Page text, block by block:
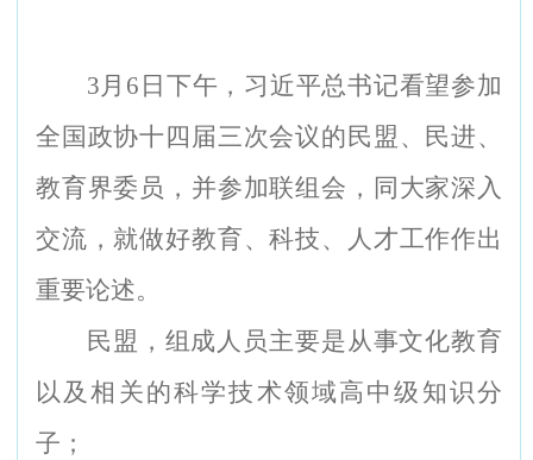
3月6日下午，习近平总书记看望参加
全国政协十四届三次会议的民盟、民进、
教育界委员，并参加联组会，同大家深入
交流，就做好教育、科技、人才工作作出
重要论述。
民盟，组成人员主要是从事文化教育
以及相关的科学技术领域高中级知识分
子；